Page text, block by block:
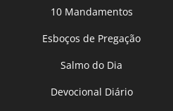
10 Mandamentos
Esboços de Pregação
Salmo do Dia
Devocional Diário